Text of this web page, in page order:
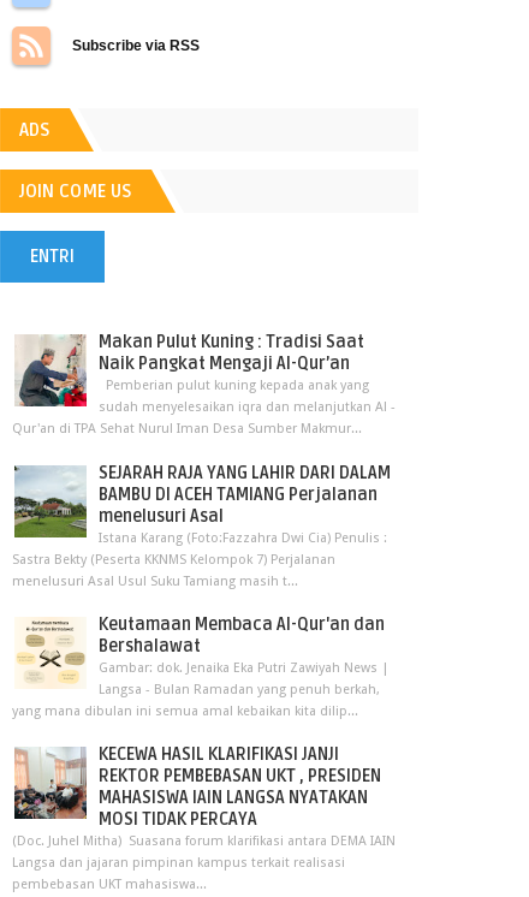
Subscribe via RSS
ADS
JOIN COME US
ENTRI
Makan Pulut Kuning : Tradisi Saat
Naik Pangkat Mengaji Al-Qur’an
Pemberian pulut kuning kepada anak yang
sudah menyelesaikan iqra dan melanjutkan Al -
Qur'an di TPA Sehat Nurul Iman Desa Sumber Makmur...
SEJARAH RAJA YANG LAHIR DARI DALAM
BAMBU DI ACEH TAMIANG Perjalanan
menelusuri Asal
Istana Karang (Foto:Fazzahra Dwi Cia) Penulis :
Sastra Bekty (Peserta KKNMS Kelompok 7) Perjalanan
menelusuri Asal Usul Suku Tamiang masih t...
Keutamaan Membaca Al-Qur'an dan
Bershalawat
Gambar: dok. Jenaika Eka Putri Zawiyah News |
Langsa - Bulan Ramadan yang penuh berkah,
yang mana dibulan ini semua amal kebaikan kita dilip...
KECEWA HASIL KLARIFIKASI JANJI
REKTOR PEMBEBASAN UKT , PRESIDEN
MAHASISWA IAIN LANGSA NYATAKAN
MOSI TIDAK PERCAYA
(Doc. Juhel Mitha) Suasana forum klarifikasi antara DEMA IAIN
Langsa dan jajaran pimpinan kampus terkait realisasi
pembebasan UKT mahasiswa...